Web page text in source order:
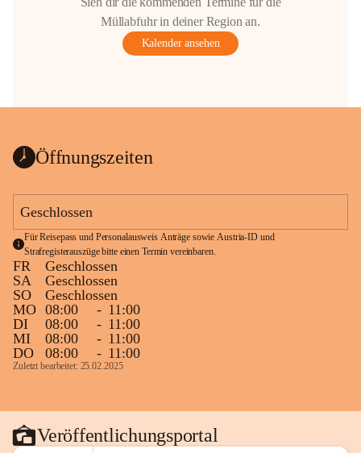
Müllabfuhr in deiner Region an.
Kalender ansehen
Öffnungszeiten
Geschlossen
Für Reisepass und Personalausweis Anträge sowie Austria-ID und
Strafregisterauszüge bitte einen Termin vereinbaren.
FR
Geschlossen
SA
Geschlossen
SO
Geschlossen
MO 08:00 - 11:00
DI
08:00 - 11:00
MI
08:00 - 11:00
DO
08:00 - 11:00
Zuletzt bearbeitet: 25.02.2025
Veröffentlichungsportal